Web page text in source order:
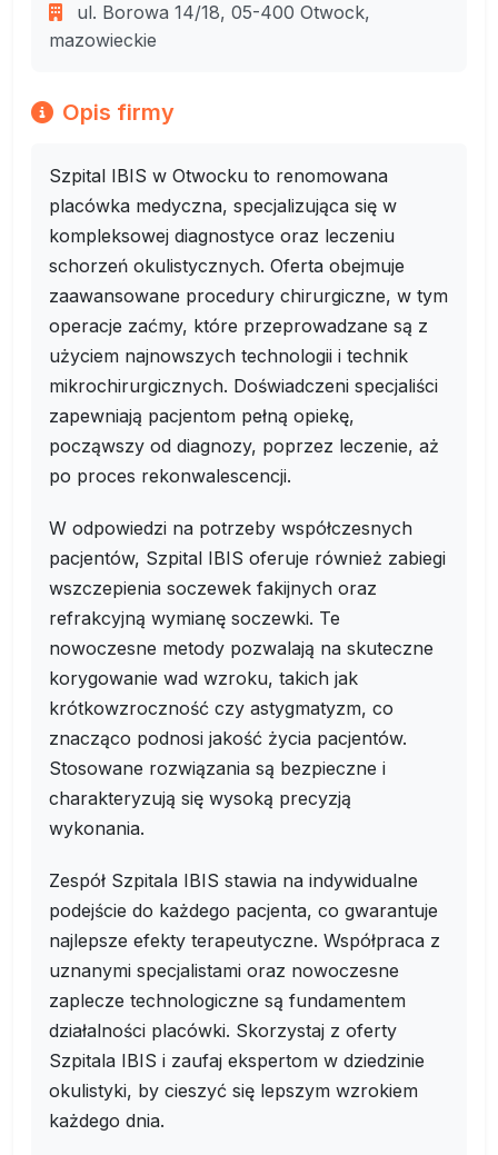
ul. Borowa 14/18, 05-400 Otwock,
mazowieckie
Opis firmy
Szpital IBIS w Otwocku to renomowana
placówka medyczna, specjalizująca się w
kompleksowej diagnostyce oraz leczeniu
schorzeń okulistycznych. Oferta obejmuje
zaawansowane procedury chirurgiczne, w tym
operacje zaćmy, które przeprowadzane są z
użyciem najnowszych technologii i technik
mikrochirurgicznych. Doświadczeni specjaliści
zapewniają pacjentom pełną opiekę,
począwszy od diagnozy, poprzez leczenie, aż
po proces rekonwalescencji.
W odpowiedzi na potrzeby współczesnych
pacjentów, Szpital IBIS oferuje również zabiegi
wszczepienia soczewek fakijnych oraz
refrakcyjną wymianę soczewki. Te
nowoczesne metody pozwalają na skuteczne
korygowanie wad wzroku, takich jak
krótkowzroczność czy astygmatyzm, co
znacząco podnosi jakość życia pacjentów.
Stosowane rozwiązania są bezpieczne i
charakteryzują się wysoką precyzją
wykonania.
Zespół Szpitala IBIS stawia na indywidualne
podejście do każdego pacjenta, co gwarantuje
najlepsze efekty terapeutyczne. Współpraca z
uznanymi specjalistami oraz nowoczesne
zaplecze technologiczne są fundamentem
działalności placówki. Skorzystaj z oferty
Szpitala IBIS i zaufaj ekspertom w dziedzinie
okulistyki, by cieszyć się lepszym wzrokiem
każdego dnia.